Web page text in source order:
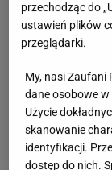
przechodząc do
ustawień plików
przeglądarki.
My, nasi Zaufani
dane osobowe
Użycie
skanowanie
identyfikacji.
dostęp do nich.